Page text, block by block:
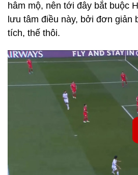
hâm mộ, nên tới đây bắt buộc
lưu tâm điều này, bởi đơn giản
tích, thế thôi.